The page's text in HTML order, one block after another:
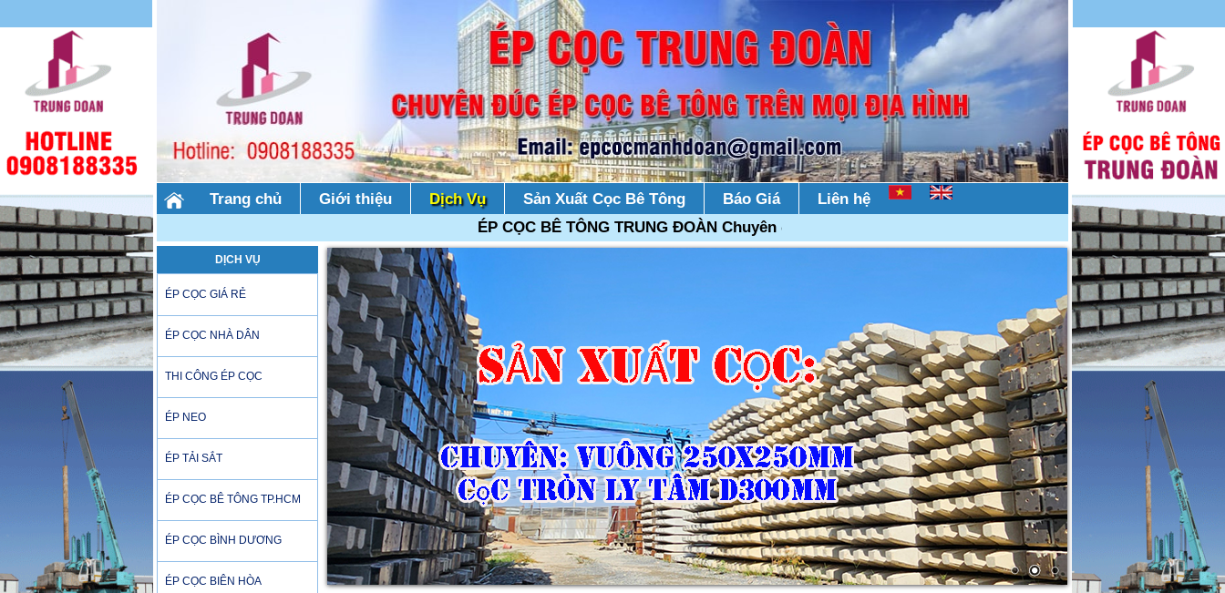
Trang chủ Giới thiệu Dịch Vụ Sản Xuất Cọc Bê Tông Báo Giá
Liên hệ
ÉP CỌC BÊ TÔNG TRUNG ĐOÀN Chuyên đúc ép cọc bê tông trên mọi địa hình, nhà dân, nhà phố, hẻm nhỏ.
DỊCH VỤ
ÉP CỌC GIÁ RẺ
ÉP CỌC NHÀ DÂN
THI CÔNG ÉP CỌC
ÉP NEO
ÉP TẢI SẮT
ÉP CỌC BÊ TÔNG TP.HCM
ÉP CỌC BÌNH DƯƠNG
ÉP CỌC BIÊN HÒA